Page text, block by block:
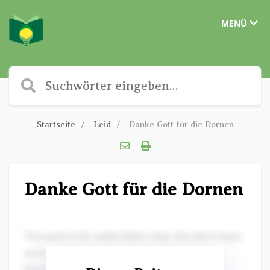
MENÜ
Startseite Leid Danke Gott für die Dornen
Danke Gott für die Dornen